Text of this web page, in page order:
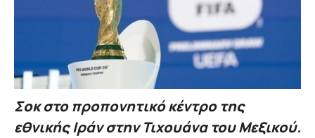
Σοκ στο προπονητικό κέντρο της
εθνικής Ιράν στην Τιχουάνα του Μεξικού.